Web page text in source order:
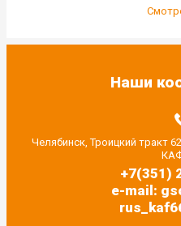
Наши
Челябинск, Троицкий
+7(351)
e-mail: